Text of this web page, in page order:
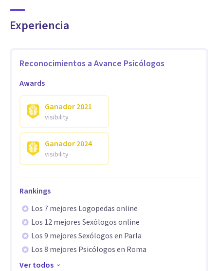
seguras y confidenciales, para que puedas recibir atención
Experiencia
Reconocimientos a Avance Psicólogos
Awards
Ganador2021
visibility
Ganador2024
visibility
Rankings
Los 7 mejores Logopedas online
Los 12 mejores Sexólogos online
Los 9 mejores Sexólogos en Parla
Los 8 mejores Psicólogos en Roma
Ver todos